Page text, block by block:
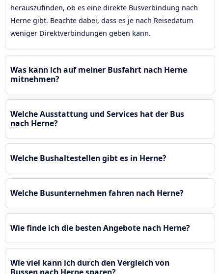
herauszufinden, ob es eine direkte Busverbindung nach
Herne gibt. Beachte dabei, dass es je nach Reisedatum
weniger Direktverbindungen geben kann.
Was kann ich auf meiner Busfahrt nach Herne
mitnehmen?
Welche Ausstattung und Services hat der Bus
nach Herne?
Welche Bushaltestellen gibt es in Herne?
Welche Busunternehmen fahren nach Herne?
Wie finde ich die besten Angebote nach Herne?
Wie viel kann ich durch den Vergleich von